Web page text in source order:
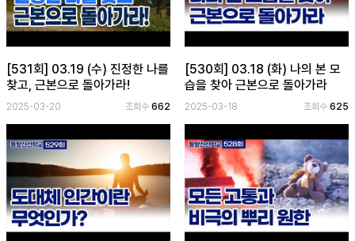
[531회] 03.19 (수) 진정한 나를
찾고, 근본으로 돌아가라!
2025-03-20 조회수662
[530회] 03.18 (화) 나의 본 모
습을 찾아 근본으로 돌아가라
2025-03-18 조회수 625